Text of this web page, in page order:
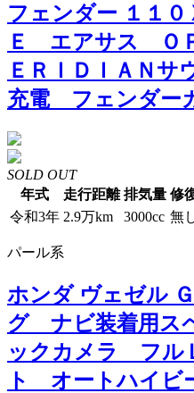
フェンダー １１
Ｅ エアサス Ｏ
ＥＲＩＤＩＡＮ
充電 フェンダー
SOLD OUT
年式
走行距離 排気量 修
令和3年 2.9万km 3000cc 無
パール系
ホンダ ヴェゼル
グ ナビ装着用ス
ックカメラ フル
ト オートハイ